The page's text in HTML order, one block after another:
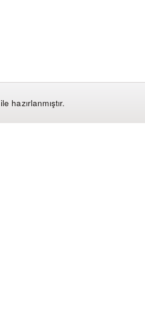
ile hazırlanmıştır.